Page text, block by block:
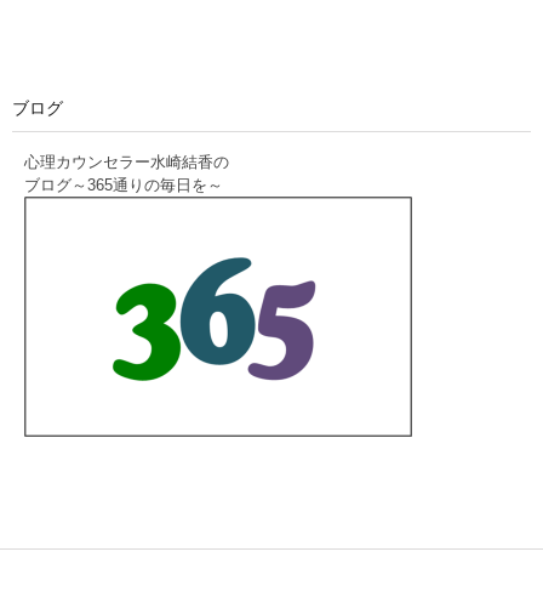
ブログ
心理カウンセラー水崎結香の
ブログ～365通りの毎日を～